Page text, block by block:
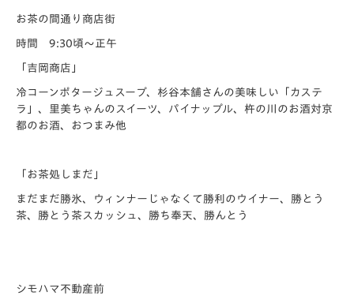
お茶の間通り商店街
時間 9:30頃～正午
「吉岡商店」
冷コーンポタージュスープ、杉谷本舗さんの美味しい「カステ
ラ」 、里美ちゃんのスイーツ、パイナップル、杵の川のお酒対京
都のお酒、おつまみ他
「お茶処しまだ」
まだまだ勝氷、ウィンナーじゃなくて勝利のウイナー、勝とう
茶、 勝とう茶スカッシュ、勝ち奉天、勝んとう
シモハマ不動産前